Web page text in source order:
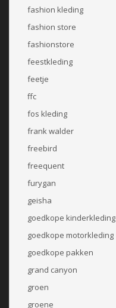
fashion kleding
fashion store
fashionstore
feestkleding
feetje
ffc
fos kleding
frank walder
freebird
freequent
furygan
geisha
goedkope kinderkleding
goedkope motorkleding
goedkope pakken
grand canyon
groen
groene